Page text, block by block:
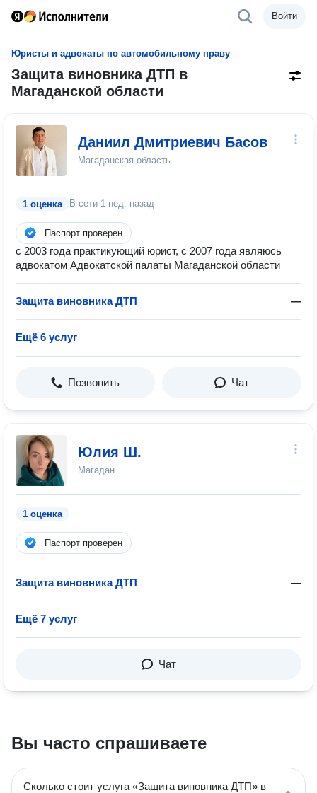
Войти
Юристы и адвокаты по автомобильному праву
Защита виновника ДТП в
Магаданской области
Даниил Дмитриевич Басов
Магаданская область
1 оценка В сети 1 нед. назад
Паспорт проверен
с 2003 года практикующий юрист, с 2007 года являюсь
адвокатом Адвокатской палаты Магаданской области
Защита виновника ДТП —
Ещё 6 услуг
Позвонить Чат
Юлия Ш.
Магадан
1 оценка
Паспорт проверен
Защита виновника ДТП —
Ещё 7 услуг
Чат
Вы часто спрашиваете
Сколько стоит услуга «Защита виновника ДТП» в